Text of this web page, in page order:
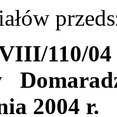
110/04
2004 r.